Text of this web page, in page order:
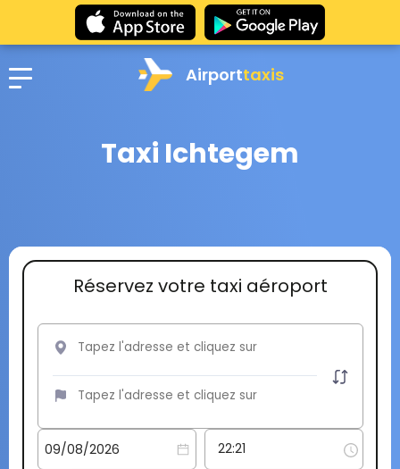
Airporttaxis
Taxi Ichtegem
Réservez votre taxi aéroport